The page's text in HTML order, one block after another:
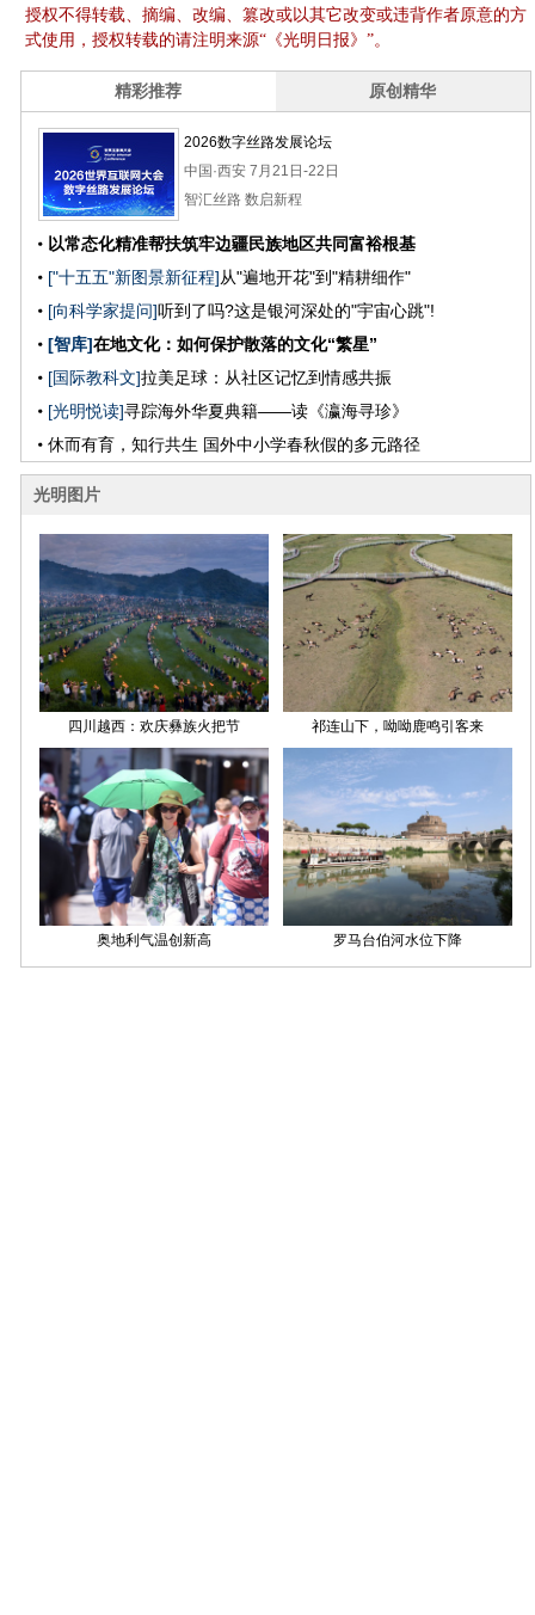
授权不得转载、摘编、改编、篡改或以其它改变或违背作者原意的方
式使用，授权转载的请注明来源“《光明日报》”。